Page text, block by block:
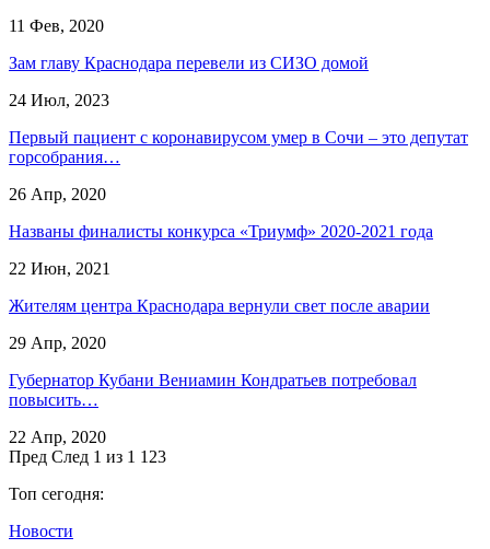
11 Фев, 2020
Зам главу Краснодара перевели из СИЗО домой
24 Июл, 2023
Первый пациент с коронавирусом умер в Сочи – это депутат
горсобрания…
26 Апр, 2020
Названы финалисты конкурса «Триумф» 2020-2021 года
22 Июн, 2021
Жителям центра Краснодара вернули свет после аварии
29 Апр, 2020
Губернатор Кубани Вениамин Кондратьев потребовал
повысить…
22 Апр, 2020
Пред След 1 из 1 123
Топ сегодня:
Новости